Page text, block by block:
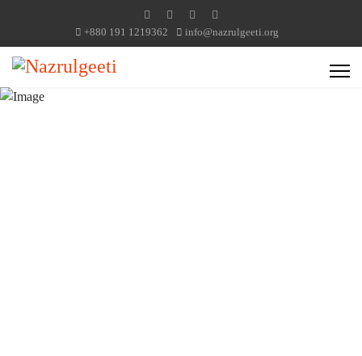
+880 191 1219362 info@nazrulgeeti.org